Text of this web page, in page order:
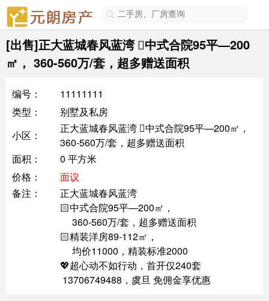

[出售]正大蓝城春风蓝湾 🏻中式合院95平—200
㎡， 360-560万/套，超多赠送面积
编号：
11111111
类型：
别墅及私房
小区：
正大蓝城春风蓝湾 🏻中式合院95平—200㎡，
360-560万/套，超多赠送面积
面积：
0 平方米
价格：
面议
备注：
正大蓝城春风蓝湾
🏻中式合院95平—200㎡，
360-560万/套，超多赠送面积
🏻精装洋房89-112㎡，
均价11000，精装标准2000
💖超心动不如行动，首开仅240套
️ 13706749488，虞旦 免佣金享优惠